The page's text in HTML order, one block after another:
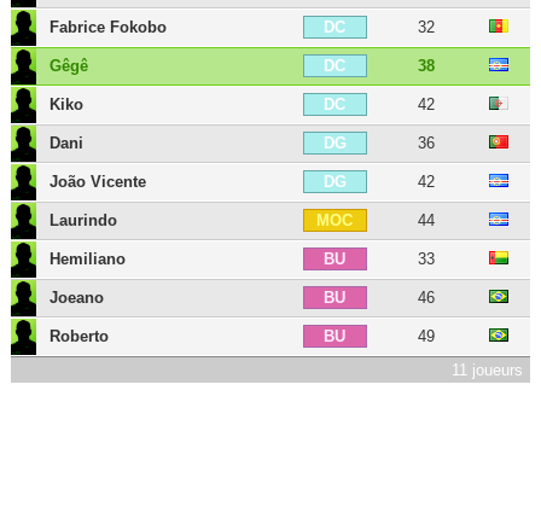
Fabrice Fokobo DC 32
Gêgê DC 38
Kiko DC 42
Dani DG 36
João Vicente DG 42
Laurindo MOC 44
Hemiliano BU 33
Joeano BU 46
Roberto BU
49
11 joueurs